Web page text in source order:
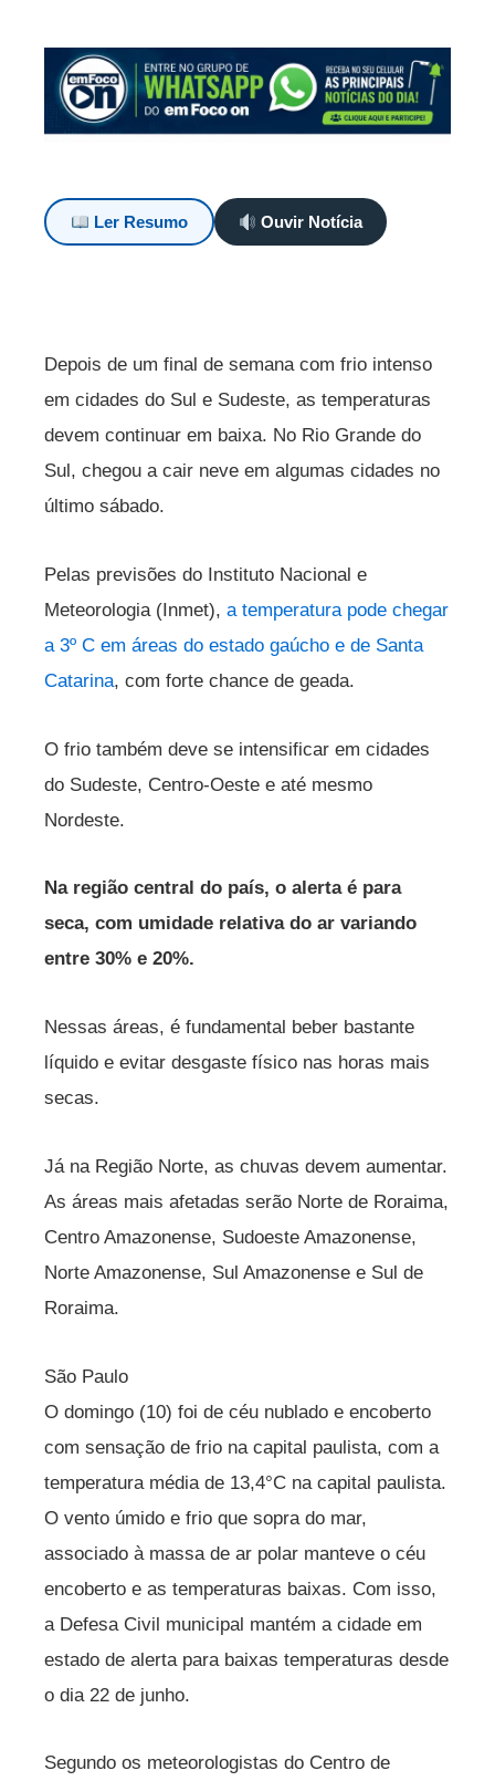
Ler Resumo Ouvir Notícia
Depois de um final de semana com frio intenso
em cidades do Sul e Sudeste, as temperaturas
devem continuar em baixa. No Rio Grande do
Sul, chegou a cair neve em algumas cidades no
último sábado.
Pelas previsões do Instituto Nacional e
Meteorologia (Inmet), a temperatura pode chegar
a 3º C em áreas do estado gaúcho e de Santa
Catarina, com forte chance de geada.
O frio também deve se intensificar em cidades
do Sudeste, Centro-Oeste e até mesmo
Nordeste.
Na região central do país, o alerta é para
seca, com umidade relativa do ar variando
entre 30% e 20%.
Nessas áreas, é fundamental beber bastante
líquido e evitar desgaste físico nas horas mais
secas.
Já na Região Norte, as chuvas devem aumentar.
As áreas mais afetadas serão Norte de Roraima,
Centro Amazonense, Sudoeste Amazonense,
Norte Amazonense, Sul Amazonense e Sul de
Roraima.
São Paulo
O domingo (10) foi de céu nublado e encoberto
com sensação de frio na capital paulista, com a
temperatura média de 13,4°C na capital paulista.
O vento úmido e frio que sopra do mar,
associado à massa de ar polar manteve o céu
encoberto e as temperaturas baixas. Com isso,
a Defesa Civil municipal mantém a cidade em
estado de alerta para baixas temperaturas desde
o dia 22 de junho.
Segundo os meteorologistas do Centro de